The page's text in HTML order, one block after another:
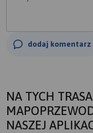
dodaj komentarz
NA TYCH
NASZEJ